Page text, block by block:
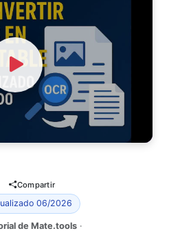
Video
Compartir
06/2026
de Mate.tools ·